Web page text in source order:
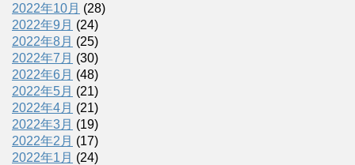
2022年10月 (28)
2022年9月 (24)
2022年8月 (25)
2022年7月 (30)
2022年6月 (48)
2022年5月 (21)
2022年4月 (21)
2022年3月 (19)
2022年2月 (17)
2022年1月 (24)